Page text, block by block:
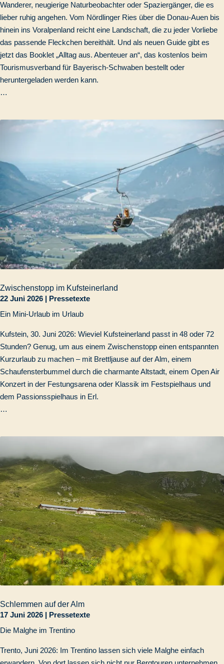
Wanderer, neugierige Naturbeobachter oder Spaziergänger, die es
lieber ruhig angehen. Vom Nördlinger Ries über die Donau-Auen bis
hinein ins Voralpenland reicht eine Landschaft, die zu jeder Vorliebe
das passende Fleckchen bereithält. Und als neuen Guide gibt es
jetzt das Booklet „Alltag aus. Abenteuer an“, das kostenlos beim
Tourismusverband für Bayerisch-Schwaben bestellt oder
heruntergeladen werden kann.
…
Zwischenstopp im Kufsteinerland
22 Juni 2026 | Pressetexte
Ein Mini-Urlaub im Urlaub
Kufstein, 30. Juni 2026: Wieviel Kufsteinerland passt in 48 oder 72
Stunden? Genug, um aus einem Zwischenstopp einen entspannten
Kurzurlaub zu machen – mit Brettljause auf der Alm, einem
Schaufensterbummel durch die charmante Altstadt, einem Open Air
Konzert in der Festungsarena oder Klassik im Festspielhaus und
dem Passionsspielhaus in Erl.
…
Schlemmen auf der Alm
17 Juni 2026 | Pressetexte
Die Malghe im Trentino
Trento, Juni 2026: Im Trentino lassen sich viele Malghe einfach